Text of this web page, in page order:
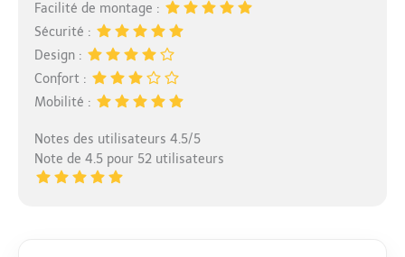
Facilité de montage :
Sécurité :
Design :
Confort :
Mobilité :
Notes des utilisateurs 4.5/5
Note de 4.5 pour 52 utilisateurs